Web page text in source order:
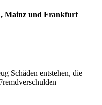
Mainz und Frankfurt
Schäden entstehen, die